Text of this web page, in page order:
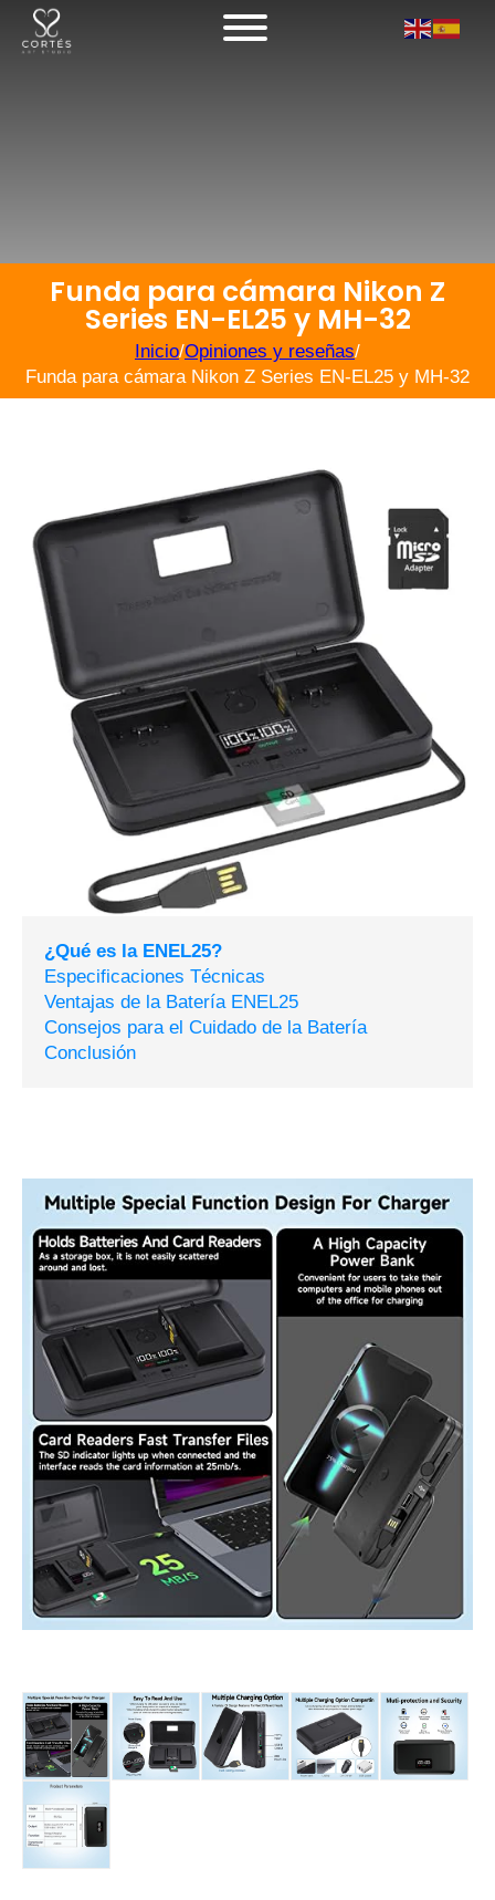
Funda para cámara Nikon Z
Series EN-EL25 y MH-32
Inicio/Opiniones y reseñas/
Funda para cámara Nikon Z Series EN-EL25 y MH-32
¿Qué es la ENEL25?
Especificaciones Técnicas
Ventajas de la Batería ENEL25
Consejos para el Cuidado de la Batería
Conclusión